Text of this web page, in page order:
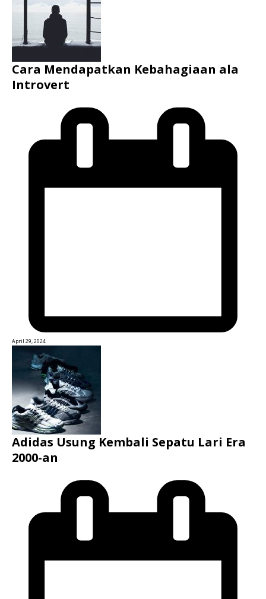
Cara Mendapatkan Kebahagiaan ala
Introvert
April 29, 2024
Adidas Usung Kembali Sepatu Lari Era
2000-an